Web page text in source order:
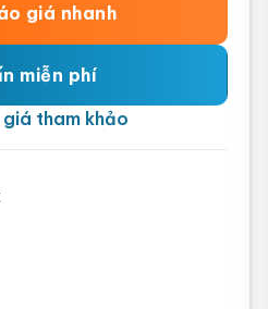
giá nhanh
miễn phí
tham khảo